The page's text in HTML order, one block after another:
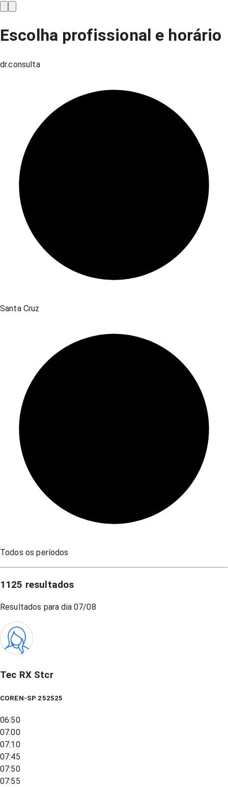
Escolha profissional e horário
dr.consulta
Santa Cruz
Todos os períodos
1125 resultados
Resultados para dia 07/08
Tec RX Stcr
COREN-SP 252525
06:50
07:00
07:10
07:45
07:50
07:55